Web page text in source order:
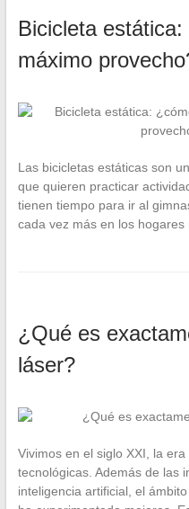
Bicicleta
máximo
Las bicicletas estáticas son
que quieren practicar
tienen tiempo para ir al
cada vez más en los
¿Qué es
láser?
Vivimos en el siglo XXI, la
tecnológicas. Además de las
inteligencia artificial, el